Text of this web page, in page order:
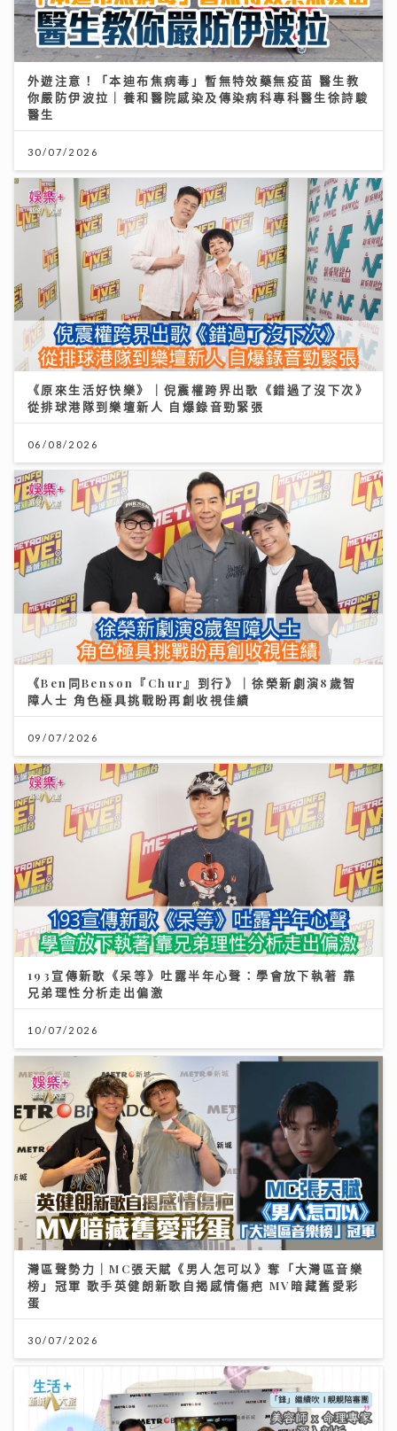
外遊注意！「本迪布焦病毒」暫無特效藥無疫苗 醫生教
你嚴防伊波拉｜養和醫院感染及傳染病科專科醫生徐詩駿
醫生
30/07/2026
《原來生活好快樂》｜倪震權跨界出歌《錯過了沒下次》
從排球港隊到樂壇新人 自爆錄音勁緊張
06/08/2026
《Ben同Benson『Chur』到行》｜徐榮新劇演8歲智
障人士 角色極具挑戰盼再創收視佳績
09/07/2026
193宣傳新歌《呆等》吐露半年心聲：學會放下執著 靠
兄弟理性分析走出偏激
10/07/2026
灣區聲勢力｜MC張天賦《男人怎可以》奪「大灣區音樂
榜」冠軍 歌手英健朗新歌自揭感情傷疤 MV暗藏舊愛彩
蛋
30/07/2026